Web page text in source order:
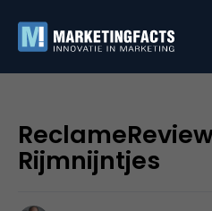
Rijmnijntjes